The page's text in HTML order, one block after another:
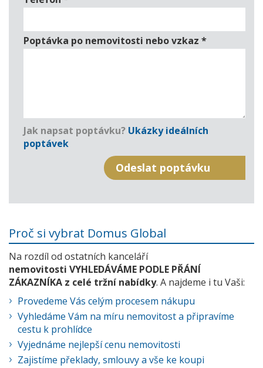
Poptávka po nemovitosti nebo vzkaz *
Jak napsat poptávku? Ukázky ideálních
poptávek
Proč si vybrat Domus Global
Na rozdíl od ostatních kanceláří
nemovitosti VYHLEDÁVÁME PODLE PŘÁNÍ
ZÁKAZNÍKA z celé tržní nabídky. A najdeme i tu Vaši:
Provedeme Vás celým procesem nákupu
Vyhledáme Vám na míru nemovitost a připravíme
cestu k prohlídce
Vyjednáme nejlepší cenu nemovitosti
Zajistíme překlady, smlouvy a vše ke koupi